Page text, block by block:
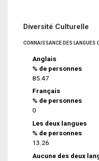
Diversité Culturelle
CONNAISSANCE DES LANGUES
Anglais
% de personnes
85.47
Français
% de personnes
0
Les deux langues
% de personnes
13.26
Aucune des deux